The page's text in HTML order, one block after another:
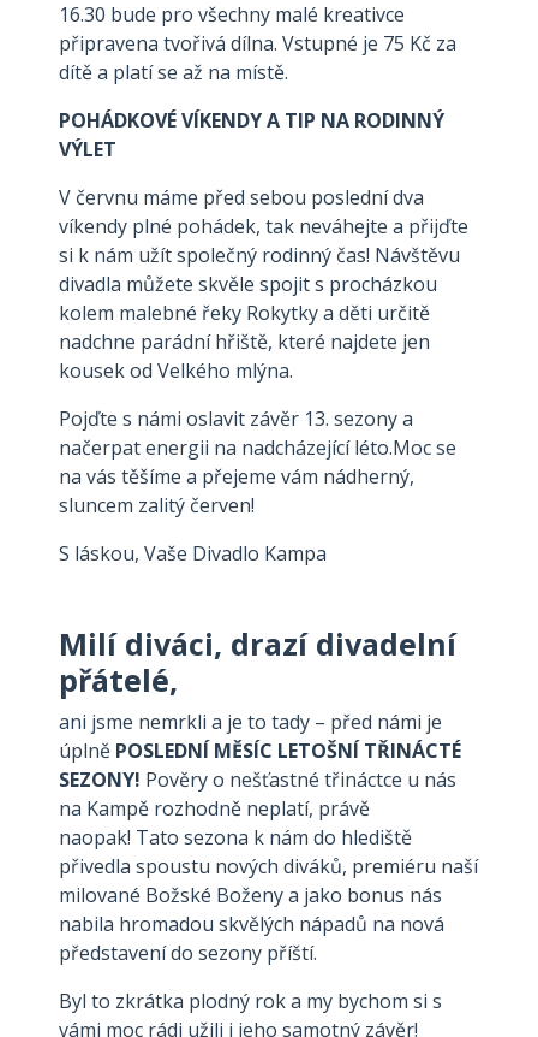
16.30 bude pro všechny malé kreativce
připravena tvořivá dílna. Vstupné je 75 Kč za
dítě a platí se až na místě.
POHÁDKOVÉ VÍKENDY A TIP NA RODINNÝ
VÝLET
V červnu máme před sebou poslední dva
víkendy plné pohádek, tak neváhejte a přijďte
si k nám užít společný rodinný čas! Návštěvu
divadla můžete skvěle spojit s procházkou
kolem malebné řeky Rokytky a děti určitě
nadchne parádní hřiště, které najdete jen
kousek od Velkého mlýna.
Pojďte s námi oslavit závěr 13. sezony a
načerpat energii na nadcházející léto.Moc se
na vás těšíme a přejeme vám nádherný,
sluncem zalitý červen!
S láskou, Vaše Divadlo Kampa
Milí diváci, drazí divadelní
přátelé,
ani jsme nemrkli a je to tady – před námi je
úplně POSLEDNÍ MĚSÍC LETOŠNÍ TŘINÁCTÉ
SEZONY! Pověry o nešťastné třináctce u nás
na Kampě rozhodně neplatí, právě
naopak! Tato sezona k nám do hlediště
přivedla spoustu nových diváků, premiéru naší
milované Božské Boženy a jako bonus nás
nabila hromadou skvělých nápadů na nová
představení do sezony příští.
Byl to zkrátka plodný rok a my bychom si s
vámi moc rádi užili i jeho samotný závěr!